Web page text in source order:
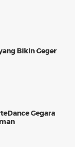
Bikin Geger
Gegara